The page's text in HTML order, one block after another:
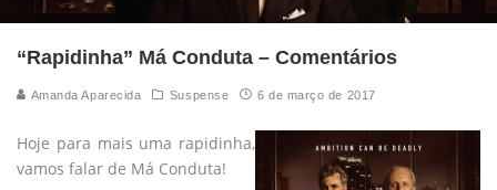
“Rapidinha” Má Conduta – Comentários
Amanda Aparecida Suspense 6 de março de 2017
Hoje para mais uma rapidinha,
vamos falar de Má Conduta!